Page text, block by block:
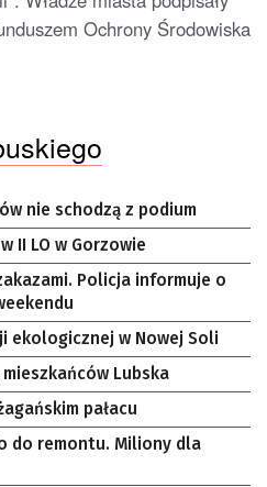
Ochrony Środowiska
nie schodzą z podium
II LO w Gorzowie
Policja informuje o
ekologicznej w Nowej Soli
Lubska
pałacu
do remontu. Miliony dla